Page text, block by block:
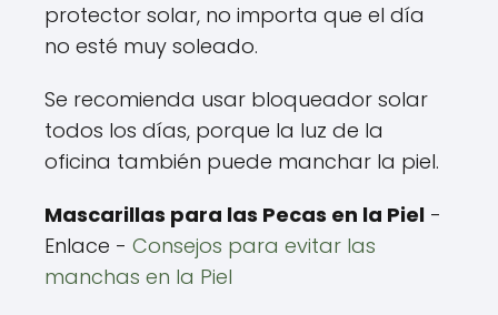
protector solar, no importa que el día
no esté muy soleado.
Se recomienda usar bloqueador solar
todos los días, porque la luz de la
oficina también puede manchar la piel.
Mascarillas para las Pecas en la Piel -
Enlace - Consejos para evitar las
manchas en la Piel